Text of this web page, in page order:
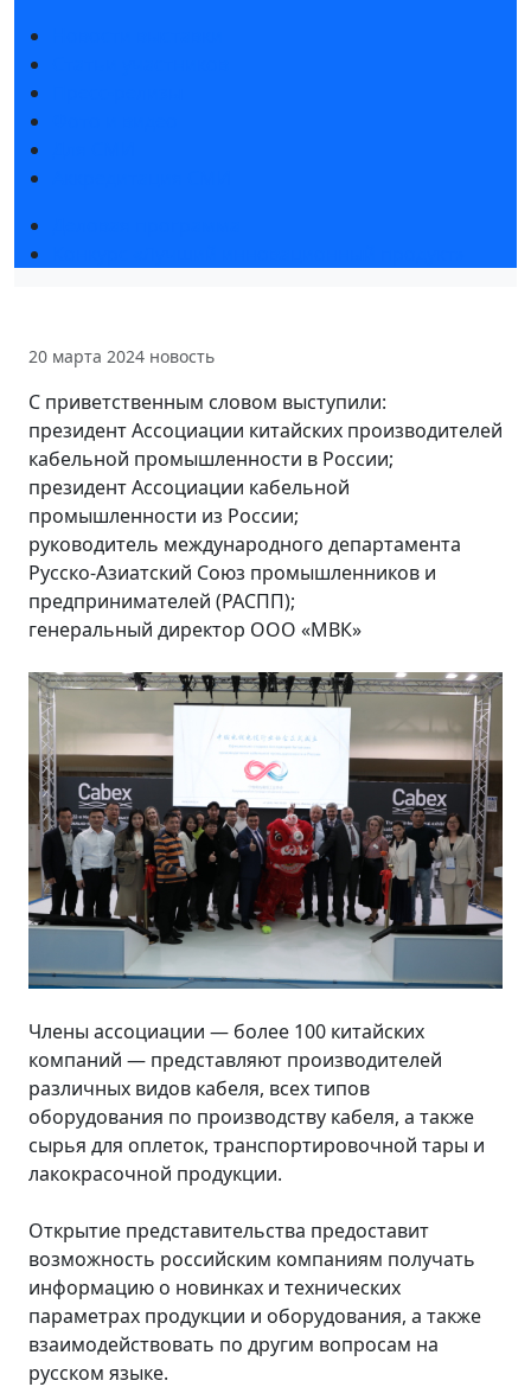
20 марта 2024 новость
С приветственным словом выступили:
президент Ассоциации китайских производителей
кабельной промышленности в России;
президент Ассоциации кабельной
промышленности из России;
руководитель международного департамента
Русско-Азиатский Союз промышленников и
предпринимателей (РАСПП);
генеральный директор ООО «МВК»
Члены ассоциации — более 100 китайских
компаний — представляют производителей
различных видов кабеля, всех типов
оборудования по производству кабеля, а также
сырья для оплеток, транспортировочной тары и
лакокрасочной продукции.
Открытие представительства предоставит
возможность российским компаниям получать
информацию о новинках и технических
параметрах продукции и оборудования, а также
взаимодействовать по другим вопросам на
русском языке.